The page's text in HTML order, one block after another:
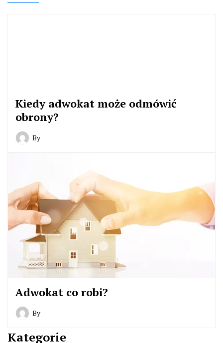
Kiedy adwokat może odmówić
obrony?
By
Adwokat co robi?
By
Kategorie